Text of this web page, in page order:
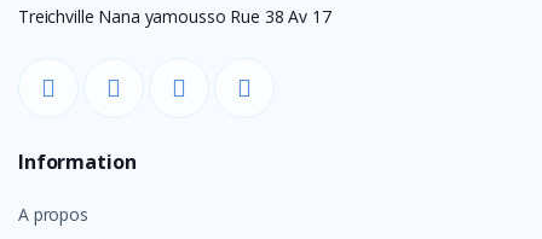
Treichville Nana yamousso Rue 38 Av 17
Information
A propos